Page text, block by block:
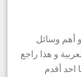
أهم وسائل
و هذا راجع
احد أقدم